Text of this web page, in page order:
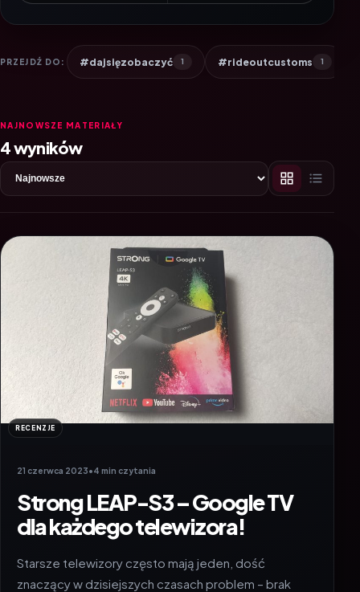
PRZEJDŹ DO: #dajsięzobaczyć 1 #rideoutcustoms 1
NAJNOWSZE MATERIAŁY
4 wyników
RECENZJE
21 czerwca 2023•4 min czytania
Strong LEAP-S3 – Google TV
dla każdego telewizora!
Starsze telewizory często mają jeden, dość
znaczący w dzisiejszych czasach problem – brak